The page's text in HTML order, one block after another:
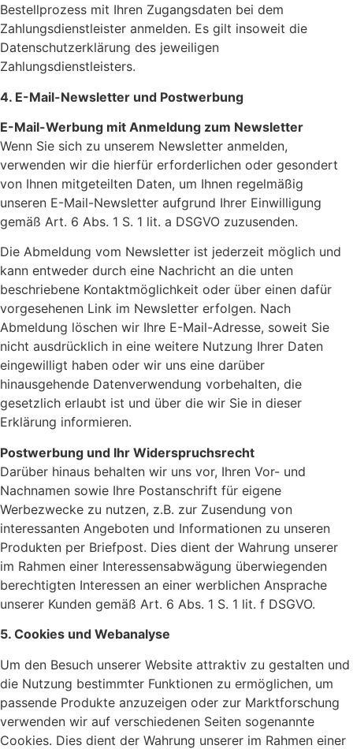
Bestellprozess mit Ihren Zugangsdaten bei dem
Zahlungsdienstleister anmelden. Es gilt insoweit die
Datenschutzerklärung des jeweiligen
Zahlungsdienstleisters.
4. E-Mail-Newsletter und Postwerbung
E-Mail-Werbung mit Anmeldung zum Newsletter
Wenn Sie sich zu unserem Newsletter anmelden,
verwenden wir die hierfür erforderlichen oder gesondert
von Ihnen mitgeteilten Daten, um Ihnen regelmäßig
unseren E-Mail-Newsletter aufgrund Ihrer Einwilligung
gemäß Art. 6 Abs. 1 S. 1 lit. a DSGVO zuzusenden.
Die Abmeldung vom Newsletter ist jederzeit möglich und
kann entweder durch eine Nachricht an die unten
beschriebene Kontaktmöglichkeit oder über einen dafür
vorgesehenen Link im Newsletter erfolgen. Nach
Abmeldung löschen wir Ihre E-Mail-Adresse, soweit Sie
nicht ausdrücklich in eine weitere Nutzung Ihrer Daten
eingewilligt haben oder wir uns eine darüber
hinausgehende Datenverwendung vorbehalten, die
gesetzlich erlaubt ist und über die wir Sie in dieser
Erklärung informieren.
Postwerbung und Ihr Widerspruchsrecht
Darüber hinaus behalten wir uns vor, Ihren Vor- und
Nachnamen sowie Ihre Postanschrift für eigene
Werbezwecke zu nutzen, z.B. zur Zusendung von
interessanten Angeboten und Informationen zu unseren
Produkten per Briefpost. Dies dient der Wahrung unserer
im Rahmen einer Interessensabwägung überwiegenden
berechtigten Interessen an einer werblichen Ansprache
unserer Kunden gemäß Art. 6 Abs. 1 S. 1 lit. f DSGVO.
5. Cookies und Webanalyse
Um den Besuch unserer Website attraktiv zu gestalten und
die Nutzung bestimmter Funktionen zu ermöglichen, um
passende Produkte anzuzeigen oder zur Marktforschung
verwenden wir auf verschiedenen Seiten sogenannte
Cookies. Dies dient der Wahrung unserer im Rahmen einer